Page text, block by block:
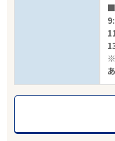
■
※